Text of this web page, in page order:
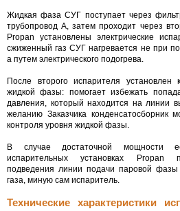
Жидкая фаза СУГ поступает через
трубопровод А, затем проходит через
Propan установлены электрические
сжиженный газ СУГ нагревается не при
а путем электрического подогрева.
После второго испарителя установлен
жидкой фазы: помогает избежать
давления, который находится на линии
желанию Заказчика конденсатосборник
контроля уровня жидкой фазы.
В случае достаточной мощности
испарительных установках Propan
подведения линии подачи паровой фазы
газа, миную сам испаритель.
Технические характеристики